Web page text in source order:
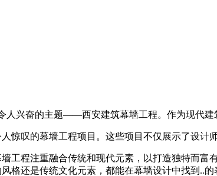
人兴奋的主题——西安建筑幕墙工程。作为现代
惊叹的幕墙工程项目。这些项目不仅展示了设计
工程注重融合传统和现代元素，以打造独特而
格还是传统文化元素，都能在幕墙设计中找到..的